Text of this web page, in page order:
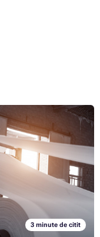
de informare al
privat de acest titlu, tot
acesta contituie o
toate formele și
câte ori poate fi
3 minute de citit